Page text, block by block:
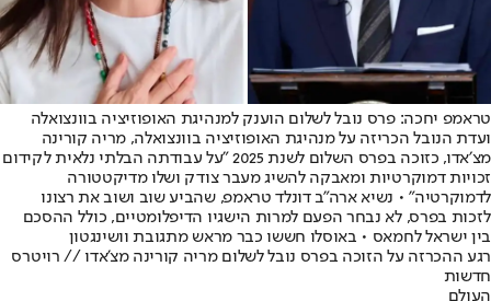
טראמפ יחכה: פרס נובל לשלום הוענק למנהיגת האופוזיציה בוונצואלה
ועדת הנובל הכריזה על מנהיגת האופוזיציה בוונצואלה, מריה קורינה
מצ׳אדו, כזוכה בפרס השלום לשנת 2025 ״על עבודתה הבלתי נלאית לקידום
זכויות דמוקרטיות ומאבקה להשיג מעבר צודק ושלו מדיקטטורה
לדמוקרטיה״ • נשיא ארה״ב דונלד טראמפ, שהביע שוב ושוב את רצונו
לזכות בפרס, לא נבחר הפעם למרות הישגיו הדיפלומטיים, כולל ההסכם
בין ישראל לחמאס • באוסלו חששו כבר מראש מתגובת וושינגטון
רגע ההכרזה על הזוכה בפרס נובל לשלום מריה קורינה מצ'אדו // רויטרס
חדשות
העולם